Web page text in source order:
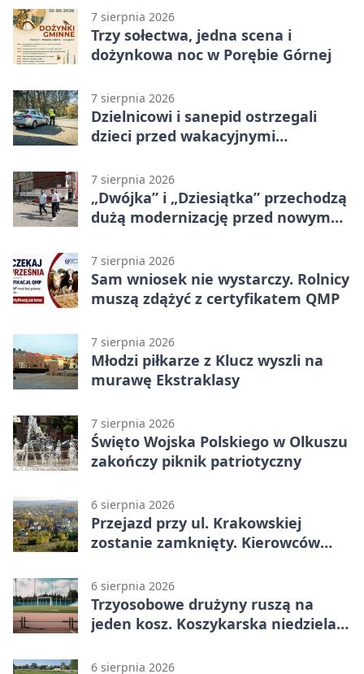
7 sierpnia 2026
Trzy sołectwa, jedna scena i
dożynkowa noc w Porębie Górnej
7 sierpnia 2026
Dzielnicowi i sanepid ostrzegali
dzieci przed wakacyjnymi
7 sierpnia 2026
„Dwójka” i „Dziesiątka” przechodzą
dużą modernizację przed nowym
7 sierpnia 2026
Sam wniosek nie wystarczy. Rolnicy
muszą zdążyć z certyfikatem QMP
7 sierpnia 2026
Młodzi piłkarze z Klucz wyszli na
murawę Ekstraklasy
7 sierpnia 2026
Święto Wojska Polskiego w Olkuszu
zakończy piknik patriotyczny
6 sierpnia 2026
Przejazd przy ul. Krakowskiej
zostanie zamknięty. Kierowców
6 sierpnia 2026
Trzyosobowe drużyny ruszą na
jeden kosz. Koszykarska niedziela
6 sierpnia 2026